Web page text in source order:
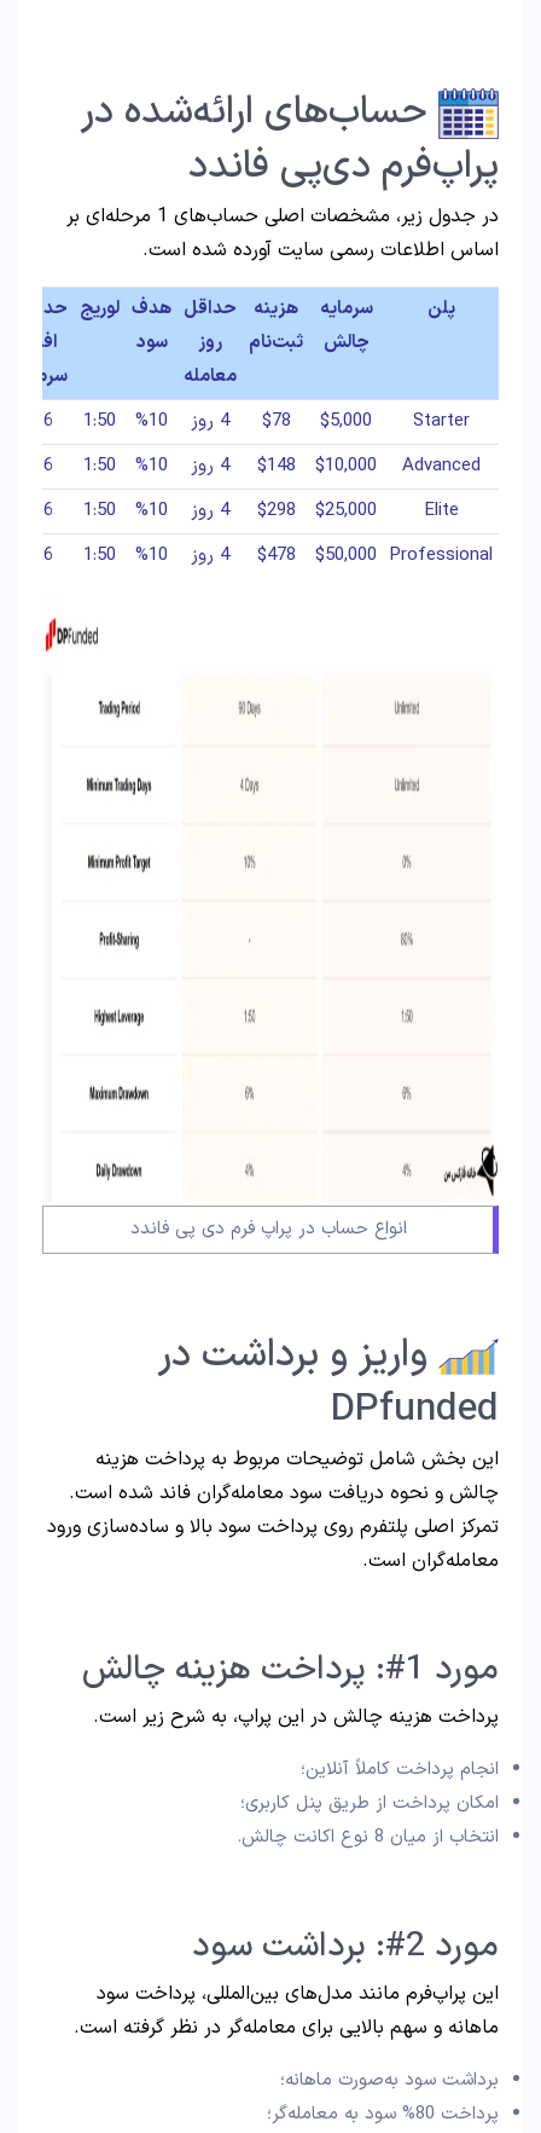
حساب‌های ارائه‌شده در
پراپ‌فرم دی‌پی فاندد
در جدول زیر، مشخصات اصلی حساب‌های 1 مرحله‌ای بر
اساس اطلاعات رسمی سایت آورده شده است.
پلن
سرمایه
چالش
هزینه
ثبت‌نام
حداقل
روز
معامله
هدف
سود
لوریج حداکثر
افت
سرمایه
Starter
$5,000
$78 4 روز %10
1:50
%6
Advanced
$10,000
$148 4 روز %10
1:50
%6
Elite
$25,000
$298 4 روز %10
1:50
%6
Professional
$50,000
$478 4 روز %10
1:50
%6
انواع حساب در پراپ فرم دی پی فاندد
واریز و برداشت در
DPfunded
این بخش شامل توضیحات مربوط به پرداخت هزینه
چالش و نحوه دریافت سود معامله‌گران فاند شده است.
تمرکز اصلی پلتفرم روی پرداخت سود بالا و ساده‌سازی ورود
معامله‌گران است.
مورد 1#: پرداخت هزینه چالش
پرداخت هزینه چالش در این پراپ، به شرح زیر است.
انجام پرداخت کاملاً آنلاین؛
امکان پرداخت از طریق پنل کاربری؛
انتخاب از میان 8 نوع اکانت چالش.
مورد 2#: برداشت سود
این پراپ‌فرم مانند مدل‌های بین‌المللی، پرداخت سود
ماهانه و سهم بالایی برای معامله‌گر در نظر گرفته است.
برداشت سود به‌صورت ماهانه؛
پرداخت 80% سود به معامله‌گر؛